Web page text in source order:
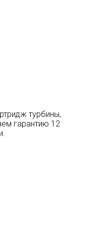
турбины,
гарантию 12